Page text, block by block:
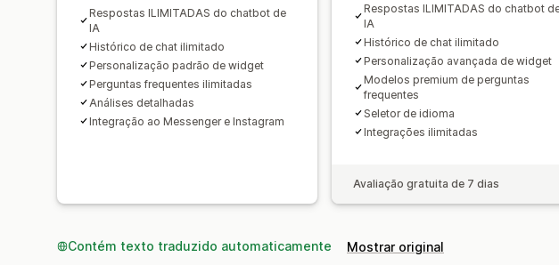
Respostas ILIMITADAS do chatbot de
IA
Histórico de chat ilimitado
Personalização padrão de widget
Perguntas frequentes ilimitadas
Análises detalhadas
Integração ao Messenger e Instagram
Respostas ILIMITADAS do chatbot
IA
Histórico de chat ilimitado
Personalização avançada de widget
Modelos premium de perguntas
frequentes
Seletor de idioma
Integrações ilimitadas
Avaliação gratuita de 7 dias
Contém texto traduzido automaticamente Mostrar original